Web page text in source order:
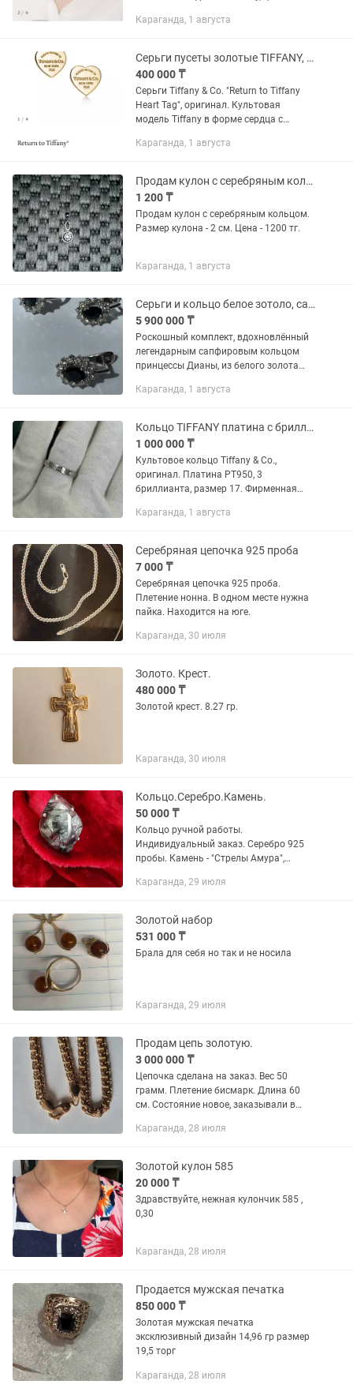
цепочки 40,5-45,7 см. Состояние
Караганда, 1 августа
Серьги пусеты золотые TIFFANY, оригинал
400 000 ₸
Серьги Tiffany & Co. "Return to Tiffany
Heart Tag", оригинал. Культовая
модель Tiffany в форме сердца с
золото 18K (750 проба Европы)
Караганда, 1 августа
Продам кулон с серебряным кольцом
1 200 ₸
Продам кулон с серебряным кольцом.
Размер кулона - 2 см. Цена - 1200 тг.
Караганда, 1 августа
Серьги и кольцо белое зотоло, сапфиры с бриллиантами
5 900 000 ₸
Роскошный комплект, вдохновлённый
легендарным сапфировым кольцом
принцессы Дианы, из белого золота
и бриллиантами. 🚨Общий вес
Караганда, 1 августа
Кольцо TIFFANY платина с бриллиантами
1 000 000 ₸
Культовое кольцо Tiffany & Co.,
оригинал. Платина PT950, 3
бриллианта, размер 17. Фирменная
кольца. Элегантная и узнаваемая
Караганда, 1 августа
Серебряная цепочка 925 проба
7 000 ₸
Серебряная цепочка 925 проба.
Плетение нонна. В одном месте нужна
пайка. Находится на юге.
Караганда, 30 июля
Золото. Крест.
480 000 ₸
Золотой крест. 8.27 гр.
Караганда, 30 июля
Кольцо.Серебро.Камень.
50 000 ₸
Кольцо ручной работы.
Индивидуальный заказ. Серебро 925
пробы. Камень - "Стрелы Амура",
идеальное. Размер 18 мм. Цена 50 000
Караганда, 29 июля
Золотой набор
531 000 ₸
Брала для себя но так и не носила
Караганда, 29 июля
Продам цепь золотую.
3 000 000 ₸
Цепочка сделана на заказ. Вес 50
грамм. Плетение бисмарк. Длина 60
см. Состояние новое, заказывали в
Караганда, 28 июля
Золотой кулон 585
20 000 ₸
Здравствуйте, нежная кулончик 585 ,
0,30
Караганда, 28 июля
Продается мужская печатка
850 000 ₸
Золотая мужская печатка
эксклюзивный дизайн 14,96 гр размер
19,5 торг
Караганда, 28 июля